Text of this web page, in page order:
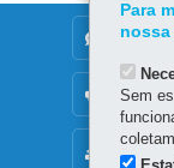
Para
nossa
Sem